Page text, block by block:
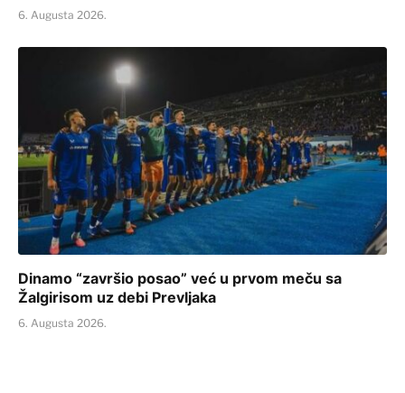
6. Augusta 2026.
Dinamo “završio posao” već u prvom meču sa
Žalgirisom uz debi Prevljaka
6. Augusta 2026.